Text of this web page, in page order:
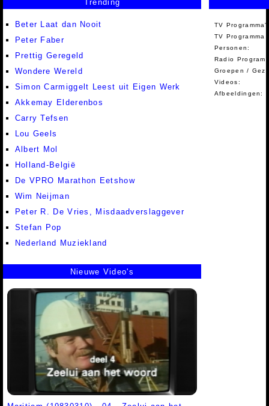
Trending
Beter Laat dan Nooit
Peter Faber
Prettig Geregeld
Wondere Wereld
Simon Carmiggelt Leest uit Eigen Werk
Akkemay Elderenbos
Carry Tefsen
Lou Geels
Albert Mol
Holland-België
De VPRO Marathon Eetshow
Wim Neijman
Peter R. De Vries, Misdaadverslaggever
Stefan Pop
Nederland Muziekland
TV
TV Programma
Personen:
Radio
Groepen /
Videos:
Afbeeldingen:
Nieuwe Video's